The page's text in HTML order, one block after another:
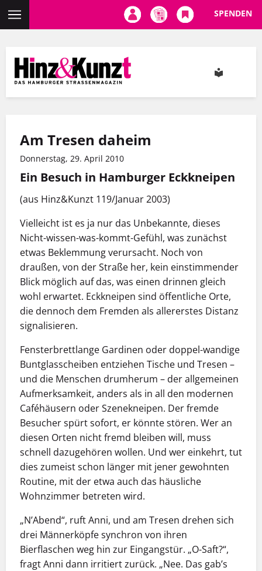
Inhalt
SPENDEN
Am Tresen daheim
Donnerstag, 29. April 2010
Ein Besuch in Hamburger Eckkneipen
(aus Hinz&Kunzt 119/Januar 2003)
Vielleicht ist es ja nur das Unbekannte, dieses
Nicht-wissen-was-kommt-Gefühl, was zunächst
etwas Beklemmung verursacht. Noch von
draußen, von der Straße her, kein einstimmender
Blick möglich auf das, was einen drinnen gleich
wohl erwartet. Eckkneipen sind öffentliche Orte,
die dennoch dem Fremden als allererstes Distanz
signalisieren.
Fensterbrettlange Gardinen oder doppel-wandige
Buntglasscheiben entziehen Tische und Tresen –
und die Menschen drumherum – der allgemeinen
Aufmerksamkeit, anders als in all den modernen
Caféhäusern oder Szenekneipen. Der fremde
Besucher spürt sofort, er könnte stören. Wer an
diesen Orten nicht fremd bleiben will, muss
schnell dazugehören wollen. Und wer einkehrt, tut
dies zumeist schon länger mit jener gewohnten
Routine, mit der etwa auch das häusliche
Wohnzimmer betreten wird.
„N’Abend“, ruft Anni, und am Tresen drehen sich
drei Männerköpfe synchron von ihren
Bierflaschen weg hin zur Eingangstür. „O-Saft?“,
fragt Anni dann irritiert zurück. „Nee. Das gab’s